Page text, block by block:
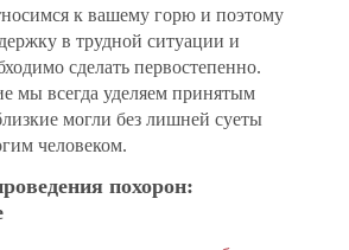
к вашему горю и поэтому
в трудной ситуации и
сделать первостепенно.
мы всегда уделяем принятым
могли без лишней суеты
человеком.
похорон: